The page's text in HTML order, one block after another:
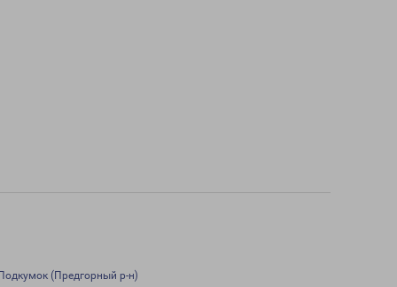
(Предгорный р-н)